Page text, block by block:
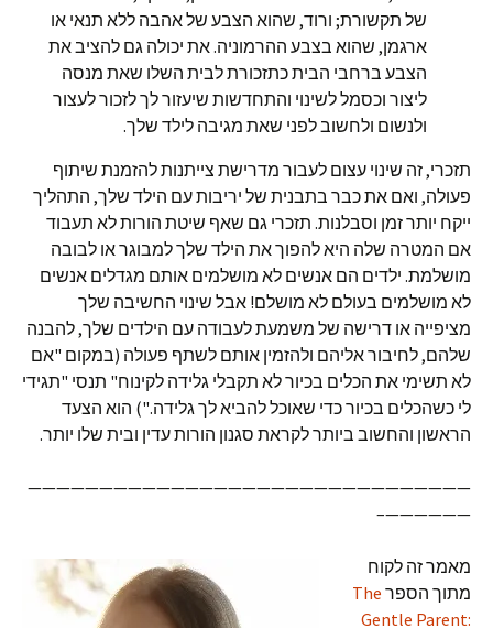
של תקשורת; ורוד, שהוא הצבע של אהבה ללא תנאי או
ארגמן, שהוא בצבע ההרמוניה. את יכולה גם להציב את
הצבע ברחבי הבית כתזכורת לבית השלו שאת מנסה
ליצור וכסמל לשינוי והתחדשות שיעזור לך לזכור לעצור
ולנשום ולחשוב לפני שאת מגיבה לילד שלך.
תזכרי, זה שינוי עצום לעבור מדרישת צייתנות להזמנת שיתוף
פעולה, ואם את כבר בתבנית של יריבות עם הילד שלך, התהליך
ייקח יותר זמן וסבלנות. תזכרי גם שאף שיטת הורות לא תעבוד
אם המטרה שלה היא להפוך את הילד שלך למבוגר או לבובה
מושלמת. ילדים הם אנשים לא מושלמים אותם מגדלים אנשים
לא מושלמים בעולם לא מושלם! אבל שינוי החשיבה שלך
מציפייה או דרישה של משמעת לעבודה עם הילדים שלך, להבנה
שלהם, לחיבור אליהם ולהזמין אותם לשתף פעולה (במקום "אם
לא תשימי את הכלים בכיור לא תקבלי גלידה לקינוח" תנסי "תגידי
לי כשהכלים בכיור כדי שאוכל להביא לך גלידה.") הוא הצעד
הראשון והחשוב ביותר לקראת סגנון הורות עדין ובית שלו יותר.
———————————————————————————————
——————–
מאמר זה לקוח
מתוך הספר The
Gentle Parent: